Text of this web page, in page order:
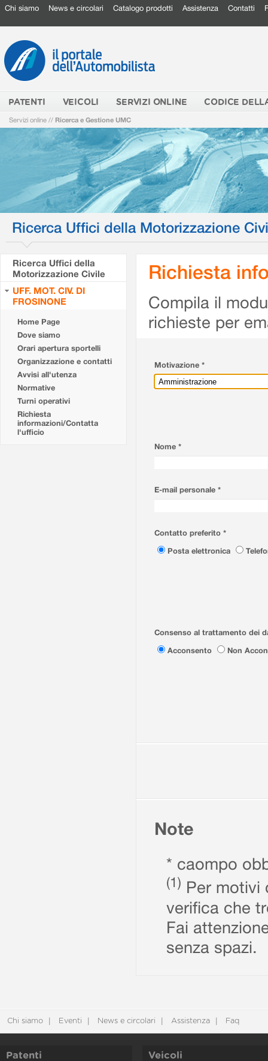
Chi siamo News e circolari Catalogo prodotti Assistenza Contatti
PATENTI VEICOLI SERVIZI ONLINE CODICE
Servizi online // Ricerca e Gestione UMC
Ricerca Uffici della Motorizzazione
Ricerca Uffici della
Motorizzazione Civile
UFF. MOT. CIV. DI
FROSINONE
Home Page
Dove siamo
Orari apertura sportelli
Organizzazione e contatti
Avvisi all'utenza
Normative
Turni operativi
Richiesta
informazioni/Contatta
l'ufficio
Richiesta
Compila il
richieste per
Motivazione *
Nome *
E-mail personale *
Contatto preferito *
Posta elettronica
Consenso al trattamento dei
Acconsento
Non
Note
* caompo
(1) Per motivi
verifica che
Fai
senza spazi.
Chi siamo Eventi News e circolari Assistenza Faq
Patenti Veicoli